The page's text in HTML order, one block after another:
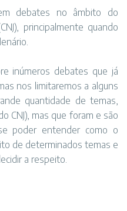
debates no âmbito do
principalmente quando
inúmeros debates que já
nos limitaremos a alguns
quantidade de temas,
CNJ), mas que foram e são
poder entender como o
de determinados temas e
a respeito.